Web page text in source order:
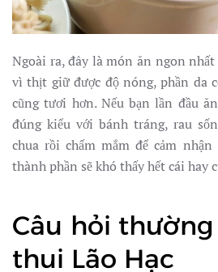
Ngoài ra, đây là món ăn ngon
vì thịt giữ được độ nóng, phần da
cũng tươi hơn. Nếu bạn lần đầu
đúng kiểu với bánh tráng, rau
chua rồi chấm mắm để cảm
thành phần sẽ khó thấy hết cái hay
Câu hỏi
thui Lão Hạc